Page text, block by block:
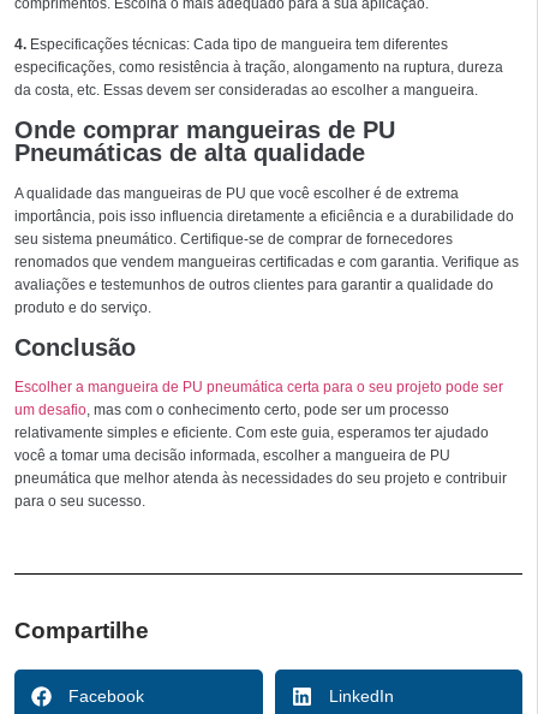
comprimentos. Escolha o mais adequado para a sua aplicação.
4. Especificações técnicas: Cada tipo de mangueira tem diferentes
especificações, como resistência à tração, alongamento na ruptura, dureza
da costa, etc. Essas devem ser consideradas ao escolher a mangueira.
Onde comprar mangueiras de PU
Pneumáticas de alta qualidade
A qualidade das mangueiras de PU que você escolher é de extrema
importância, pois isso influencia diretamente a eficiência e a durabilidade do
seu sistema pneumático. Certifique-se de comprar de fornecedores
renomados que vendem mangueiras certificadas e com garantia. Verifique as
avaliações e testemunhos de outros clientes para garantir a qualidade do
produto e do serviço.
Conclusão
Escolher a mangueira de PU pneumática certa para o seu projeto pode ser
um desafio, mas com o conhecimento certo, pode ser um processo
relativamente simples e eficiente. Com este guia, esperamos ter ajudado
você a tomar uma decisão informada, escolher a mangueira de PU
pneumática que melhor atenda às necessidades do seu projeto e contribuir
para o seu sucesso.
Compartilhe
Facebook LinkedIn